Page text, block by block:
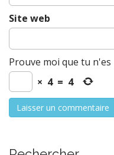
Site web
Prouve moi que tu
× 4 = 4